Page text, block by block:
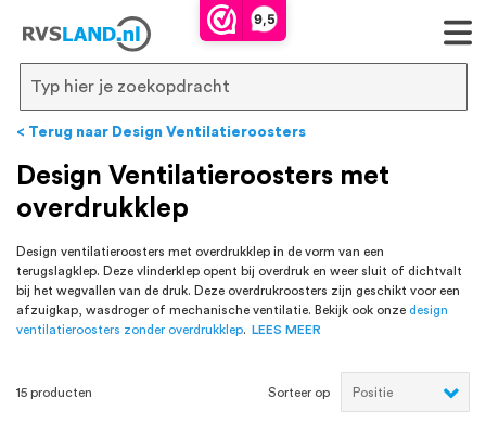
9,5
RVS Land is een écht familiebedrijf met
bijna 20 jaar ervaring in RVS producten
voor binnen- en buitenhuis, waaronder
trapleuningen, deurbeslag,
ventilatieroosters en bouwbeslag. In onze
webshop vind je het grootste assortiment
van Nederland en België, met meer dan
100.000 hoogwaardige RVS artikelen
direct uit voorraad leverbaar. Wij hebben
tevens een eigen werkplaats waar we
RVS op maat produceren, geheel volgens
Search
Terug naar Design Ventilatieroosters
Design Ventilatieroosters met
overdrukklep
Design ventilatieroosters met overdrukklep in de vorm van een
terugslagklep. Deze vlinderklep opent bij overdruk en weer sluit of dichtvalt
bij het wegvallen van de druk. Deze overdrukroosters zijn geschikt voor een
afzuigkap, wasdroger of mechanische ventilatie. Bekijk ook onze design
ventilatieroosters zonder overdrukklep. LEES MEER
15 producten Sorteer op